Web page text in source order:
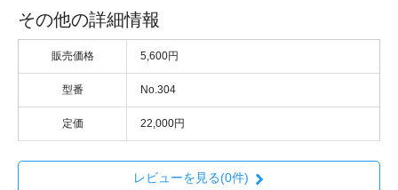
その他の詳細情報
販売価格 5,600円
型番 No.304
定価 22,000円
レビューを見る(0件)